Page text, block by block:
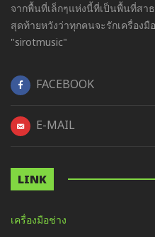
จากพื้นที่เล็กๆแห่งนี้ที่เป็นพื้นที่สา
สุดท้ายหวังว่าทุกคนจะรักเครื่อง
"sirotmusic"
FACEBOOK
E-MAIL
LINK
เครื่องมือช่าง